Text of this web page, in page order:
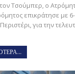
Τσούμπερ, ο
επικράτησε με
για την